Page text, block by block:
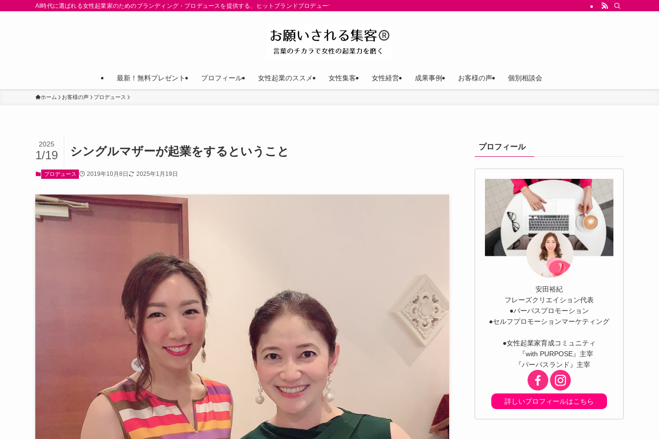
AI時代に選ばれる女性起業家のためのブランディング・プロデュースを提供する、ヒットブランドプロデューサー ゆきP（安田裕紀）公式サイト。パーパス（存在意義）を軸にしたブランド構築と、言葉の設計、世界観ストー
最新！無料プレゼント プロフィール 女性起業のススメ 女性集客 女性経営 成果事例 お客様の声 個別相談会
ホーム お客様の声 プロデュース
シングルマザーが起業をするということ
2025
1/19
プロデュース 2019年10月8日 2025年1月19日
プロフィール
安田裕紀
フレーズクリエイション代表
●パーパスプロモーション
●セルフプロモーションマーケティング
●女性起業家育成コミュニティ
『with PURPOSE』主宰
『パーパスランド』主宰
詳しいプロフィールはこちら